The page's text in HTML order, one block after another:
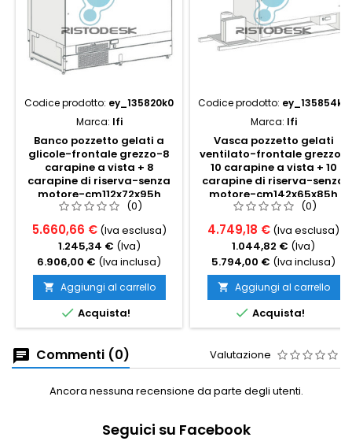
Codice prodotto: ey_135820k0
Marca: Ifi
Banco pozzetto gelati a
glicole-frontale grezzo-8
carapine a vista + 8
carapine di riserva-senza
motore-cm112x72x95h
(0)
5.660,66 € (Iva esclusa)
1.245,34 € (Iva)
6.906,00 € (Iva inclusa)
 Aggiungi al carrello
 Acquista!
Codice prodotto: ey_135854k0
Marca: Ifi
Vasca pozzetto gelati
ventilato-frontale grezzo-
10 carapine a vista + 10
carapine di riserva-senza
motore-cm142x65x85h
(0)
4.749,18 € (Iva esclusa)
1.044,82 € (Iva)
5.794,00 € (Iva inclusa)
 Aggiungi al carrello
 Acquista!
Commenti (0) Valutazione
Ancora nessuna recensione da parte degli utenti.
Seguici su Facebook